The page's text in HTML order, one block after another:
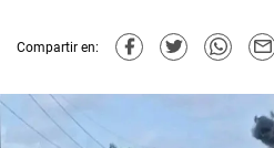
Compartir en: